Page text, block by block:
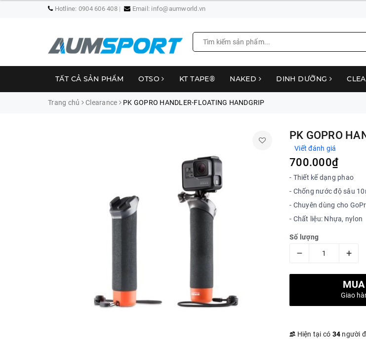
Hotline: 0904 606 408 Email: info@aumworld.vn
TẤT CẢ SẢN PHẨM OTSO KT TAPE® NAKED DINH DƯỠNG
Trang chủ Clearance PK GOPRO HANDLER-FLOATING HANDGRIP
PK GOPRO
Viết đánh giá
700.000₫
- Thiết kế dạng phao
- Chống nước độ sâu
- Chuyên dùng cho
- Chất liệu: Nhựa, nylon
Số lượng
– +
Giao
Hiện tại có 34 người